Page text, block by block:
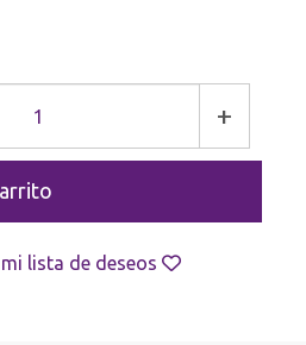
+
lista de deseos